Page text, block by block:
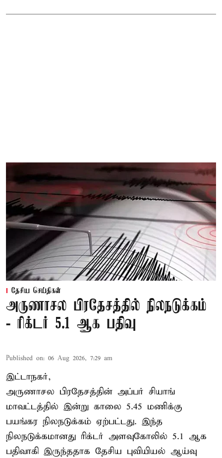
தேசிய செய்திகள்
அருணாசல பிரதேசத்தில் நிலநடுக்கம்
- ரிக்டர் 5.1 ஆக பதிவு
Published on: 06 Aug 2026, 7:29 am
இட்டாநகர்,
அருணாசல பிரதேசத்தின் அப்பர் சியாங்
மாவட்டத்தில் இன்று காலை 5.45 மணிக்கு
பயங்கர நிலநடுக்கம் ஏற்பட்டது. இந்த
நிலநடுக்கமானது ரிக்டர் அளவுகோலில் 5.1 ஆக
பதிவாகி இருந்ததாக தேசிய புவியியல் ஆய்வு